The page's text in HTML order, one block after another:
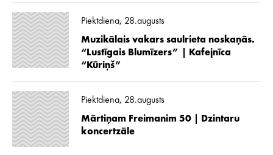
Piektdiena, 28.augusts
Muzikālais vakars saulrieta noskaņās.
“Lustīgais Blumīzers” | Kafejnīca
“Kūriņš”
Piektdiena, 28.augusts
Mārtiņam Freimanim 50 | Dzintaru
koncertzāle